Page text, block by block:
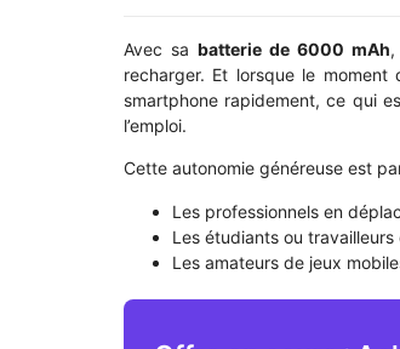
Avec sa batterie de 6000 mAh,
recharger. Et lorsque le moment
smartphone rapidement, ce qui
l’emploi.
Cette autonomie généreuse est
Les professionnels en
Les étudiants ou
Les amateurs de jeux